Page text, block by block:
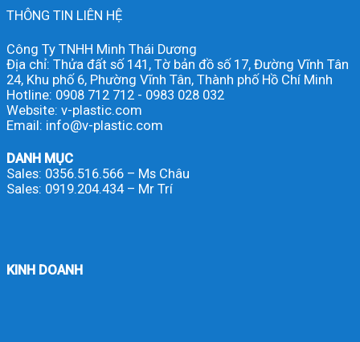
THÔNG TIN LIÊN HỆ
Công Ty TNHH Minh Thái Dương
Địa chỉ: Thửa đất số 141, Tờ bản đồ số 17, Đường Vĩnh Tân
24, Khu phố 6, Phường Vĩnh Tân, Thành phố Hồ Chí Minh
Hotline: 0908 712 712 - 0983 028 032
Website: v-plastic.com
Email: info@v-plastic.com
DANH MỤC
Sales: 0356.516.566 – Ms Châu
Sales: 0919.204.434 – Mr Trí
KINH DOANH